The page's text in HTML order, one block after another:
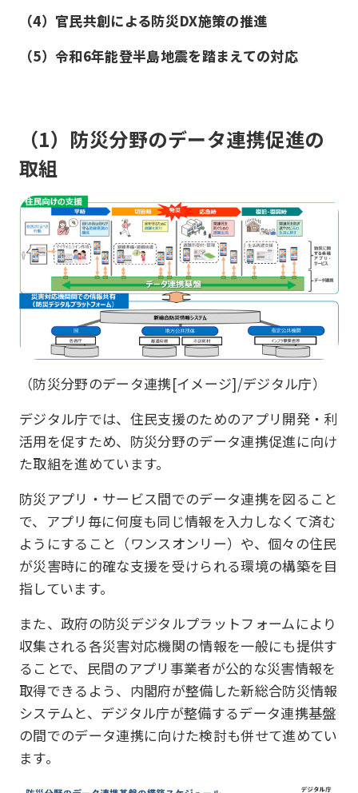
（4）官民共創による防災DX施策の推進
（5）令和6年能登半島地震を踏まえての対応
（1）防災分野のデータ連携促進の
取組
（防災分野のデータ連携[イメージ]/デジタル庁）
デジタル庁では、住民支援のためのアプリ開発・利
活用を促すため、防災分野のデータ連携促進に向け
た取組を進めています。
防災アプリ・サービス間でのデータ連携を図ること
で、アプリ毎に何度も同じ情報を入力しなくて済む
ようにすること（ワンスオンリー）や、個々の住民
が災害時に的確な支援を受けられる環境の構築を目
指しています。
また、政府の防災デジタルプラットフォームにより
収集される各災害対応機関の情報を一般にも提供す
ることで、民間のアプリ事業者が公的な災害情報を
取得できるよう、内閣府が整備した新総合防災情報
システムと、デジタル庁が整備するデータ連携基盤
の間でのデータ連携に向けた検討も併せて進めてい
ます。